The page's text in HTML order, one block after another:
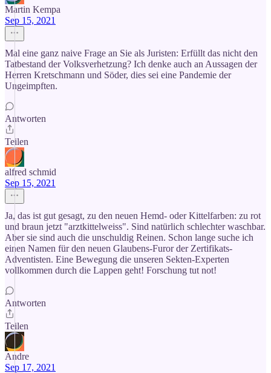
Martin Kempa
Sep 15, 2021
Mal eine ganz naive Frage an Sie als Juristen: Erfüllt das nicht den
Tatbestand der Volksverhetzung? Ich denke auch an Aussagen der
Herren Kretschmann und Söder, dies sei eine Pandemie der
Ungeimpften.
Antworten
Teilen
alfred schmid
Sep 15, 2021
Ja, das ist gut gesagt, zu den neuen Hemd- oder Kittelfarben: zu rot
und braun jetzt "arztkittelweiss". Sind natürlich schlechter waschbar.
Aber sie sind auch die unschuldig Reinen. Schon lange suche ich
einen Namen für den neuen Glaubens-Furor der Zertifikats-
Adventisten. Eine Bewegung die unseren Sekten-Experten
vollkommen durch die Lappen geht! Forschung tut not!
Antworten
Teilen
Andre
Sep 17, 2021